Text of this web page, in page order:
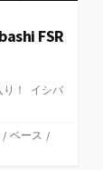
FSR
り！ イシバ
/ ベース /